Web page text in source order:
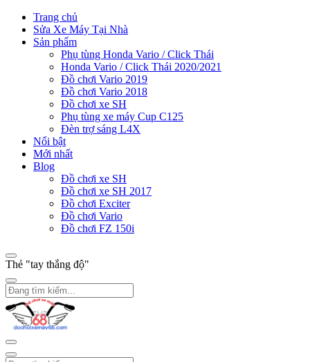
Trang chủ
Sửa Xe Máy Tại Nhà
Sản phẩm
Phụ tùng Honda Vario / Click Thái
Honda Vario / Click Thái 2020/2021
Đồ chơi Vario 2019
Đồ chơi Vario 2018
Đồ chơi xe SH
Phụ tùng xe máy Cup C125
Đèn trợ sáng L4X
Nổi bật
Mới nhất
Blog
Đồ chơi xe SH
Đồ chơi xe SH 2017
Đồ chơi Exciter
Đồ chơi Vario
Đồ chơi FZ 150i
Thẻ "tay thắng độ"